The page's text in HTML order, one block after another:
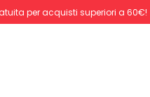
per acquisti superiori a 60€!